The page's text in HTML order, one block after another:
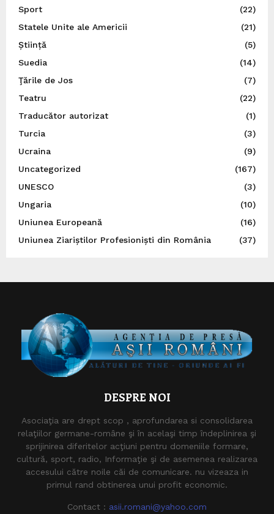
Sport
(22)
Statele Unite ale Americii
(21)
Știință
(5)
Suedia
(14)
Ţările de Jos
(7)
Teatru
(22)
Traducător autorizat
(1)
Turcia
(3)
Ucraina
(9)
Uncategorized
(167)
UNESCO
(3)
Ungaria
(10)
Uniunea Europeană
(16)
Uniunea Ziariștilor Profesioniști din România
(37)
DESPRE NOI
Asociaţia are drept scop , aprofundarea si consolidarea
relaţiilor germane-române şi în acelaşi timp îndeplinirea şi
sprijinirea diferitelor acţiuni pentru domeniile formare,
cultură, sport, radio, Informaţie şi de asemenea realizarea
accesului către noile căi de comunicare. nu vizeaza in
primul rand obtinerea unui profit economic.
Contact : asii.romani@yahoo.com